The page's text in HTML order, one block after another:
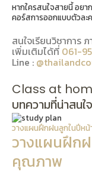
หากใครสนใจสายนี้ อยา
คอร์สการออกแบบตัวละ
สนใจเรียนวิชาการ
เพิ่มเติมได้ที่ 061-
Line :
Class at
บทความที่น่าสนใจ
วางแผนฝึกฝนลูกในปีห
วางแผนฝึก
คุณภาพ